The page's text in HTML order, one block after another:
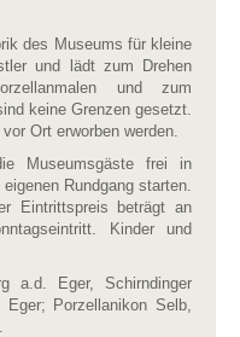
des Museums für kleine
und lädt zum Drehen
und zum
keine Grenzen gesetzt.
Ort erworben werden.
Museumsgäste frei in
Rundgang starten.
Eintrittspreis beträgt an
Kinder und
a.d. Eger, Schirndinger
Porzellanikon Selb,